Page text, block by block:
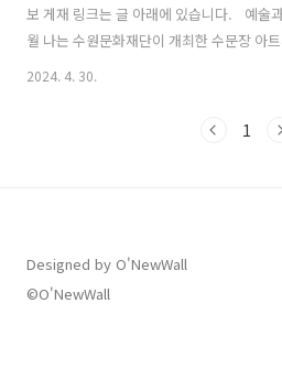
보 게재 링크는 글 아래에 있습니다. 예술
월 나는 수원문화재단이 개최한 수문장 아
장의 역사에 대해 강의했다. 시장 보다는 시
기성품이라는 것에서 기인한다는 것. 그리
2024. 4. 30.
1
Designed by O'NewWall
©O'NewWall